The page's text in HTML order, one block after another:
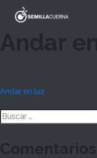
Andar
Navegación
de
Andar en luz
Buscar: